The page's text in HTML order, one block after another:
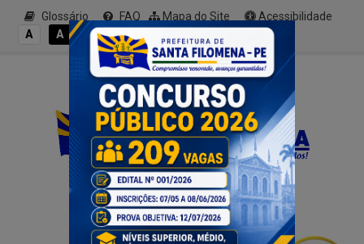
Glossário FAQ Mapa do Site
Acessibilidade
A
A A- A A+